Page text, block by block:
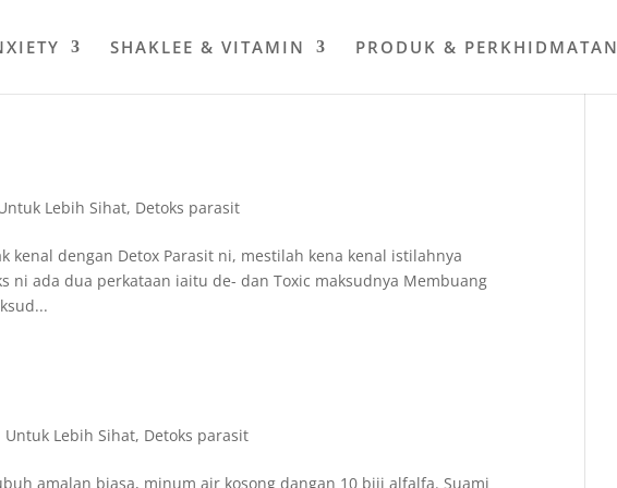
SHAKLEE & VITAMIN PRODUK & PERKHIDMATAN
Lebih Sihat, Detoks parasit
kenal dengan Detox Parasit ni, mestilah kena kenal istilahnya
ni ada dua perkataan iaitu de- dan Toxic maksudnya Membuang
Untuk Lebih Sihat, Detoks parasit
amalan biasa, minum air kosong dangan 10 biji alfalfa. Suami